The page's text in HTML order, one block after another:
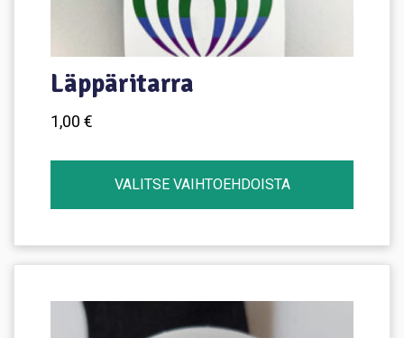
Läppäritarra
1,00 €
VALITSE VAIHTOEHDOISTA
on
muunnelma.